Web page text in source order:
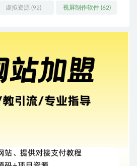
虚拟资源 (92) 视屏制作软件(62)